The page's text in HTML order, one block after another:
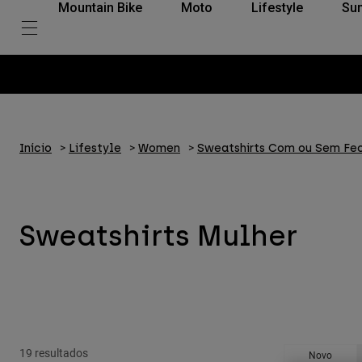
Mountain Bike Moto Lifestyle
Início Lifestyle Women Sweatshirts Com ou Sem
Sweatshirts Mulher
19 resultados Novo